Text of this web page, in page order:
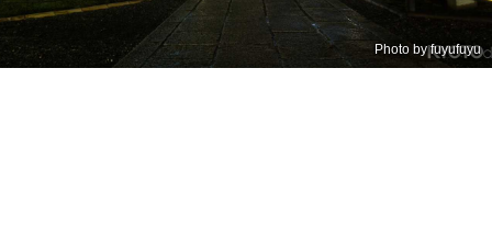
Photo byfuyufuyu